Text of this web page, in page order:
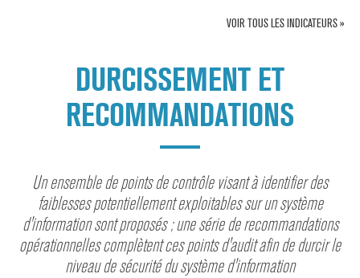
VOIR TOUS LES INDICATEURS »
DURCISSEMENT ET
RECOMMANDATIONS
Un ensemble de points de contrôle visant à identifier des
faiblesses potentiellement exploitables sur un système
d'information sont proposés ; une série de recommandations
opérationnelles complètent ces points d'audit afin de durcir le
niveau de sécurité du système d'information